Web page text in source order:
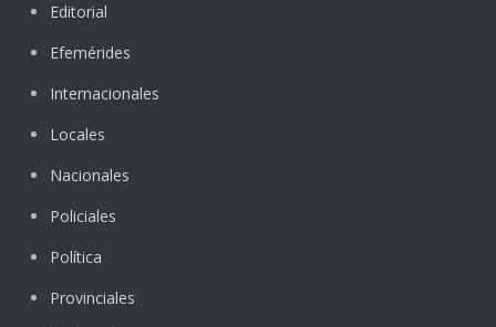
Editorial
Efemérides
Internacionales
Locales
Nacionales
Policiales
Política
Provinciales